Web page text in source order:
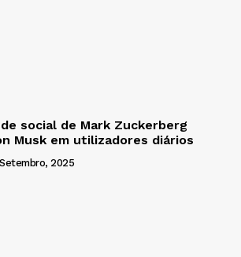
social de Mark Zuckerberg
Musk em utilizadores diários
2025